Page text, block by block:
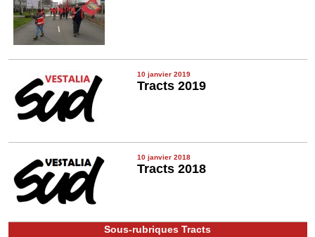
10 janvier 2019
Tracts 2019
10 janvier 2018
Tracts 2018
Sous-rubriques Tracts